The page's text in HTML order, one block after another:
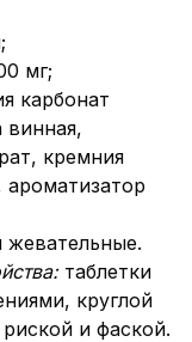
мг;
карбонат
винная,
кремния
жевательные.
таблетки
круглой
и фаской.